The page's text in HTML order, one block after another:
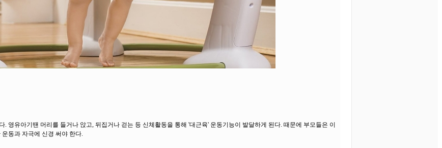
. 영유아기땐 머리를 들거나 앉고, 뒤집거나 걷는 등 신체활동을 통해 '대근육' 운동기능이 발달하게 된다. 때문에 부모들은 이
동과 자극에 신경 써야 한다.